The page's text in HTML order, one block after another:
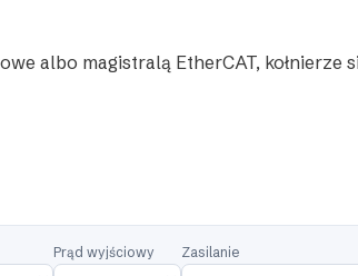
albo magistralą EtherCAT, kołnierze
Prąd wyjściowy Zasilanie